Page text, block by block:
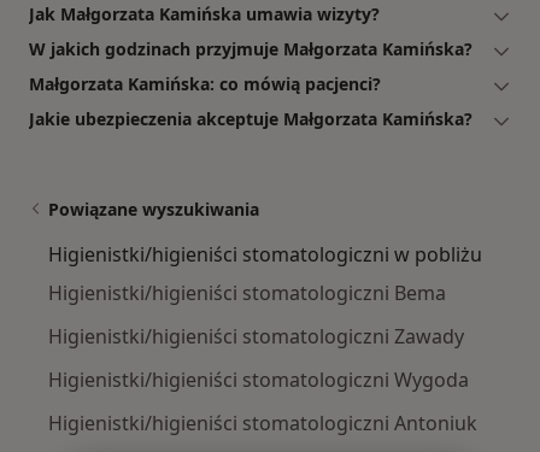
Jak Małgorzata Kamińska umawia wizyty?
W jakich godzinach przyjmuje Małgorzata Kamińska?
Małgorzata Kamińska: co mówią pacjenci?
Jakie ubezpieczenia akceptuje Małgorzata Kamińska?
Powiązane wyszukiwania
Higienistki/higieniści stomatologiczni w pobliżu
Higienistki/higieniści stomatologiczni Bema
Higienistki/higieniści stomatologiczni Zawady
Higienistki/higieniści stomatologiczni Wygoda
Higienistki/higieniści stomatologiczni Antoniuk